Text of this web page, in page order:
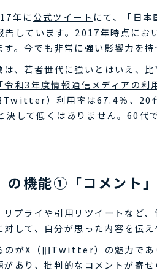
年に 公式ツイート にて、「日
告しています。2017年時点に
。今でも非常に強い影響力を持
若者世代に強いとはいえ、比
「令和3年度情報通信メディアの利
Twitter）利用率は67.4％、20
決して低くはありません。60
機能①「コメント」
ライや引用リツイートなど、
して、自分が思った内容を伝え
のがX（旧Twitter）の魅力であ
があり、批判的なコメントが寄